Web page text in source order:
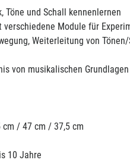
Töne und Schall kennenlernen
verschiedene Module für
Weiterleitung von
von musikalischen Grundlagen
cm / 47 cm / 37,5 cm
10 Jahre